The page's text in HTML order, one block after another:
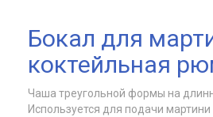
Бокал для
коктейльная
Чаша треугольной формы на
Используется для подачи